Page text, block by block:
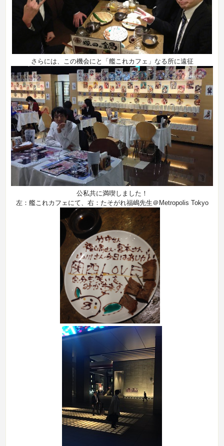
さらには、この機会にと「艦これカフェ」なる所に遠征
公私共に満喫しました！
左：艦これカフェにて、右：たそがれ福嶋先生＠Metropolis Tokyo